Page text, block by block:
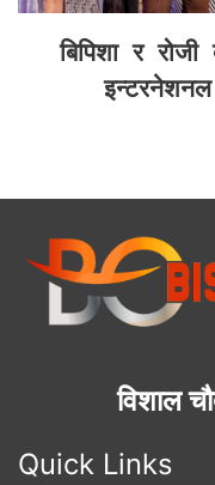
बिपिशा र
विशाल
Quick Links